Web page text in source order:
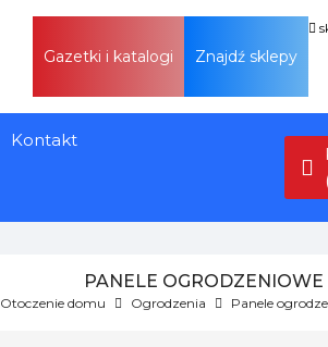
Gazetki i katalogi Znajdź sklepy
Kontakt
PANELE
Otoczenie domu Ogrodzenia Panele